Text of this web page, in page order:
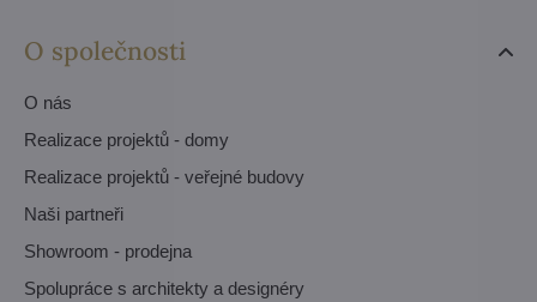
O společnosti
O nás
Realizace projektů - domy
Realizace projektů - veřejné budovy
Naši partneři
Showroom - prodejna
Spolupráce s architekty a designéry